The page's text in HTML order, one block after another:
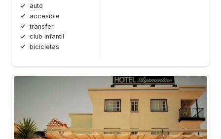
auto
accesible
transfer
club infantil
bicicletas